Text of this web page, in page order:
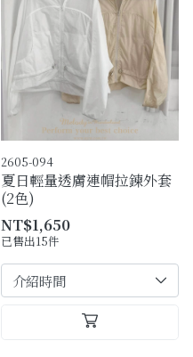
2605-094
夏日輕量透膚連帽拉鍊外套
(2色)
NT$1,650
已售出15件